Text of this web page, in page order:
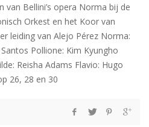
Bellini’s opera Norma bij de
Orkest en het Koor van
leiding van Alejo Pérez Norma:
Pollione: Kim Kyungho
Reisha Adams Flavio: Hugo
26, 28 en 30